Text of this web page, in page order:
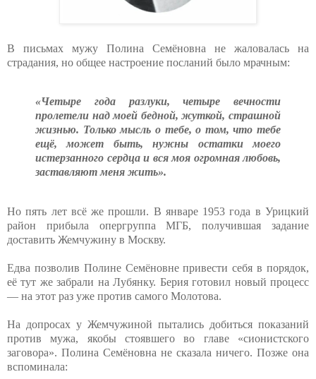
В письмах мужу Полина Семёновна не жаловалась на
страдания, но общее настроение посланий было мрачным:
«Четыре года разлуки, четыре вечности
пролетели над моей бедной, жуткой, страшной
жизнью. Только мысль о тебе, о том, что тебе
ещё, может быть, нужны остатки моего
истерзанного сердца и вся моя огромная любовь,
заставляют меня жить».
Но пять лет всё же прошли. В январе 1953 года в Урицкий
район прибыла опергруппа МГБ, получившая задание
доставить Жемчужину в Москву.
Едва позволив Полине Семёновне привести себя в порядок,
её тут же забрали на Лубянку. Берия готовил новый процесс
— на этот раз уже против самого Молотова.
На допросах у Жемчужиной пытались добиться показаний
против мужа, якобы стоявшего во главе «сионистского
заговора». Полина Семёновна не сказала ничего. Позже она
вспоминала: